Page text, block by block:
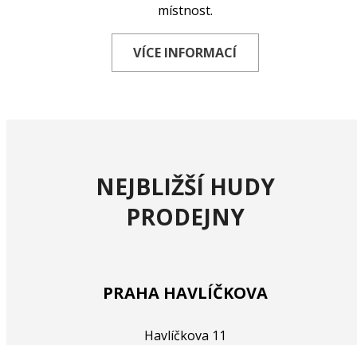
místnost.
VÍCE INFORMACÍ
NEJBLIŽŠÍ HUDY
PRODEJNY
PRAHA HAVLÍČKOVA
Havlíčkova 11